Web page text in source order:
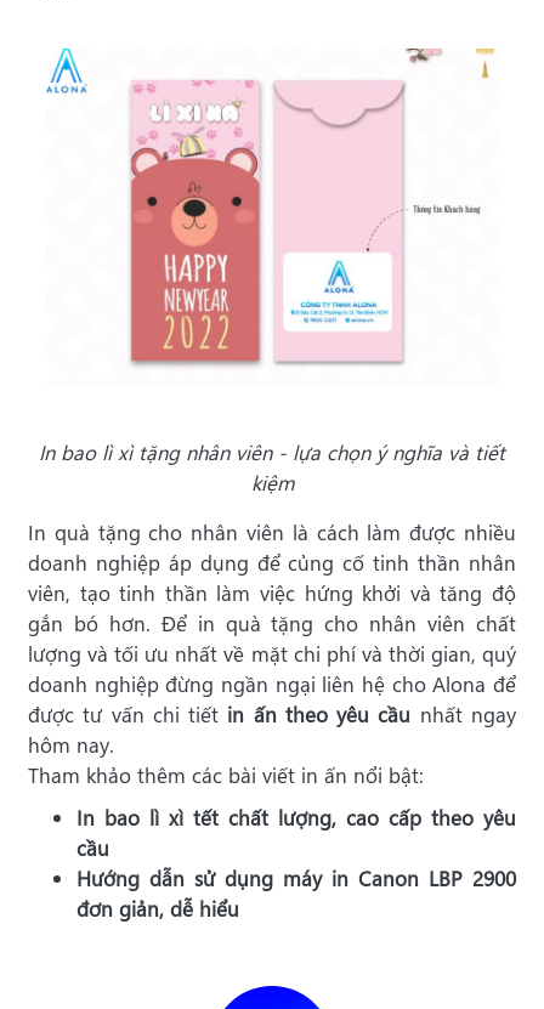
In bao lì xì tặng nhân viên - lựa chọn ý nghĩa và tiết
kiệm
In quà tặng cho nhân viên là cách làm được nhiều
doanh nghiệp áp dụng để củng cố tinh thần nhân
viên, tạo tinh thần làm việc hứng khởi và tăng độ
gắn bó hơn. Để in quà tặng cho nhân viên chất
lượng và tối ưu nhất về mặt chi phí và thời gian, quý
doanh nghiệp đừng ngần ngại liên hệ cho Alona để
được tư vấn chi tiết in ấn theo yêu cầu nhất ngay
hôm nay.
Tham khảo thêm các bài viết in ấn nổi bật:
In bao lì xì tết chất lượng, cao cấp theo yêu
cầu
Hướng dẫn sử dụng máy in Canon LBP 2900
đơn giản, dễ hiểu